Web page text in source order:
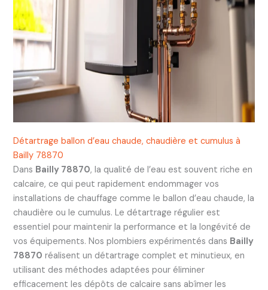
Détartrage ballon d’eau chaude, chaudière et cumulus à
Bailly 78870
Dans Bailly 78870, la qualité de l’eau est souvent riche en
calcaire, ce qui peut rapidement endommager vos
installations de chauffage comme le ballon d’eau chaude, la
chaudière ou le cumulus. Le détartrage régulier est
essentiel pour maintenir la performance et la longévité de
vos équipements. Nos plombiers expérimentés dans Bailly
78870 réalisent un détartrage complet et minutieux, en
utilisant des méthodes adaptées pour éliminer
efficacement les dépôts de calcaire sans abîmer les